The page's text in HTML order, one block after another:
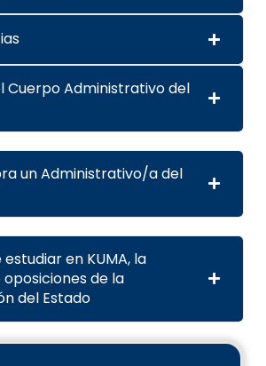
Cuerpo Administrativo del
un Administrativo/a del
en KUMA, la
de la
del Estado